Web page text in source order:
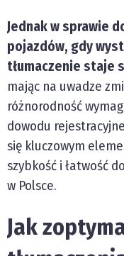
Jednak w sprawie
pojazdów, gdy
tłumaczenie staje
mając na uwadze
różnorodność
dowodu
się kluczowym
szybkość i łatwość
w Polsce.
Jak